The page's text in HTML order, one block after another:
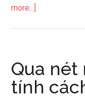
more...]
rõ
trên
Qua nét
tính